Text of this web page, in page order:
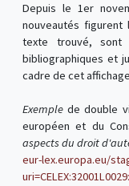
Depuis le 1er
nouveautés
texte trouvé, sont
bibliographiques et
cadre de cet
Exemplede double
européen et du
aspects du droit
eur-lex.europa.eu/